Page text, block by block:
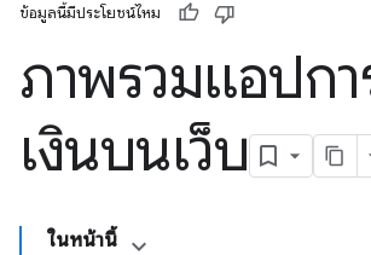
ข้อมูลนี้มีประโยชน์ไหม
ภาพรวมแอปกา
เงินบนเว็บ
ในหน้านี้